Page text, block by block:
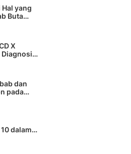
Hal yang
Buta
X
dan
pada
dalam